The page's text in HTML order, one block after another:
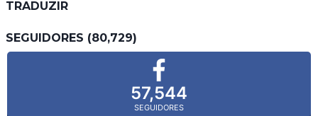
TRADUZIR
SEGUIDORES (80,729)
57,544
SEGUIDORES